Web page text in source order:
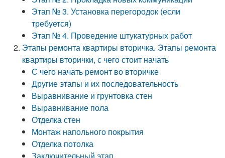
Этап № 3. Установка перегородок (если
требуется)
Этап № 4. Проведение штукатурных работ
Этапы ремонта квартиры вторичка. Этапы ремонта
квартиры вторички, с чего стоит начать
С чего начать ремонт во вторичке
Другие этапы и их последовательность
Выравнивание и грунтовка стен
Выравнивание пола
Отделка стен
Монтаж напольного покрытия
Отделка потолка